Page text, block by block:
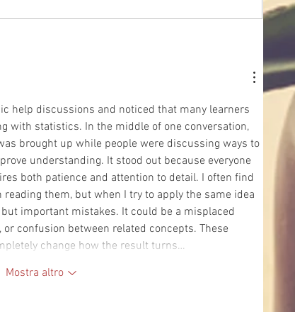
help discussions and noticed that many learners
with statistics. In the middle of one conversation,
brought up while people were discussing ways to
understanding. It stood out because everyone
both patience and attention to detail. I often find
them, but when I try to apply the same idea
important mistakes. It could be a misplaced
confusion between related concepts. These
change how the result turns…
Mostra altro